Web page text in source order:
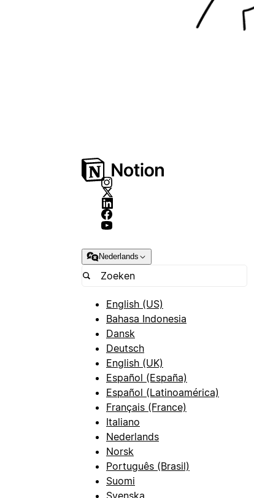
Nederlands
English (US)
Bahasa Indonesia
Dansk
Deutsch
English (UK)
Español (España)
Español (Latinoamérica)
Français (France)
Italiano
Nederlands
Norsk
Português (Brasil)
Suomi